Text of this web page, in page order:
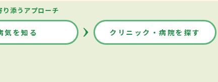
り添うアプローチ
気を知る クリニック・病院を探す